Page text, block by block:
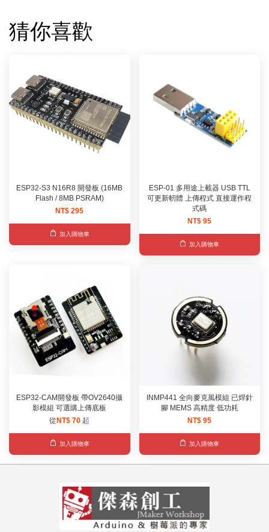
猜你喜歡
ESP32-S3 N16R8 開發板 (16MB
Flash / 8MB PSRAM)
NT$ 295
加入購物車
ESP-01 多用途上載器 USB TTL
可更新軔體 上傳程式 直接運作程
式碼
NT$ 95
加入購物車
ESP32-CAM開發板 帶OV2640攝
影模組 可選購上傳底板
從NT$ 70 起
加入購物車
INMP441 全向麥克風模組 已焊針
腳 MEMS 高精度 低功耗
NT$ 95
加入購物車